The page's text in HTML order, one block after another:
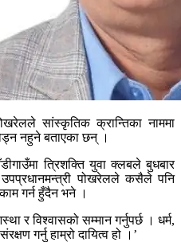
सांस्कृतिक क्रान्तिका नाममा
नहुने बताएका छन् ।
त्रिशक्ति युवा क्लबले बुधबार
उपप्रधानमन्त्री पोखरेलले कसैले पनि
गर्न हुँदैन भने ।
र विश्वासको सम्मान गर्नुपर्छ । धर्म,
गर्नु हाम्रो दायित्व हो ।’